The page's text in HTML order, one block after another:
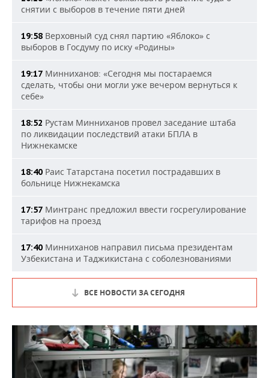
снятии с выборов в течение пяти дней
19:58 Верховный суд снял партию «Яблоко» с
выборов в Госдуму по иску «Родины»
19:17 Минниханов: «Сегодня мы постараемся
сделать, чтобы они могли уже вечером вернуться к
себе»
18:52 Рустам Минниханов провел заседание штаба
по ликвидации последствий атаки БПЛА в
Нижнекамске
18:40 Раис Татарстана посетил пострадавших в
больнице Нижнекамска
17:57 Минтранс предложил ввести госрегулирование
тарифов на проезд
17:40 Минниханов направил письма президентам
Узбекистана и Таджикистана с соболезнованиями
ВСЕ НОВОСТИ ЗА СЕГОДНЯ